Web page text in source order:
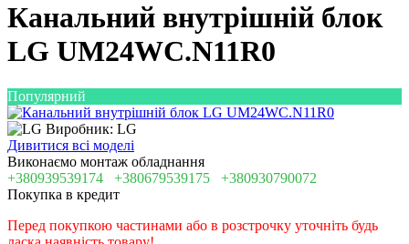
Канальний внутрішній блок
LG UM24WC.N11R0
Популярний
Виробник: LG
Дивитися всі моделі
Виконаємо монтаж обладнання
+380939539174 +380679539175 +380930790072
Покупка в кредит
Перед покупкою частинами або в розстрочку уточніть будь